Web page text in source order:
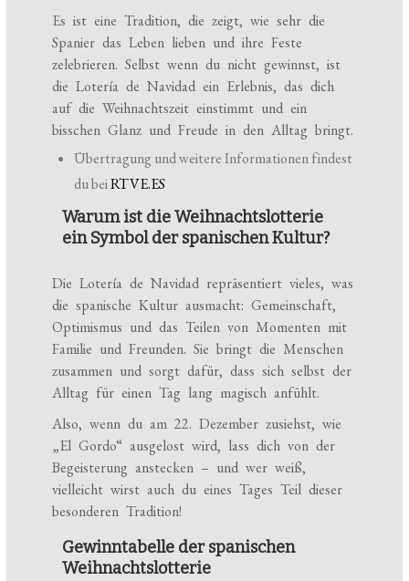
Es ist eine Tradition, die zeigt, wie sehr die
Spanier das Leben lieben und ihre Feste
zelebrieren. Selbst wenn du nicht gewinnst, ist
die Lotería de Navidad ein Erlebnis, das dich
auf die Weihnachtszeit einstimmt und ein
bisschen Glanz und Freude in den Alltag bringt.
Übertragung und weitere Informationen findest
du beiRTVE.ES
Warum ist die Weihnachtslotterie
ein Symbol der spanischen Kultur?
Die Lotería de Navidad repräsentiert vieles, was
die spanische Kultur ausmacht: Gemeinschaft,
Optimismus und das Teilen von Momenten mit
Familie und Freunden. Sie bringt die Menschen
zusammen und sorgt dafür, dass sich selbst der
Alltag für einen Tag lang magisch anfühlt.
Also, wenn du am 22. Dezember zusiehst, wie
„El Gordo“ ausgelost wird, lass dich von der
Begeisterung anstecken – und wer weiß,
vielleicht wirst auch du eines Tages Teil dieser
besonderen Tradition!
Gewinntabelle der spanischen
Weihnachtslotterie